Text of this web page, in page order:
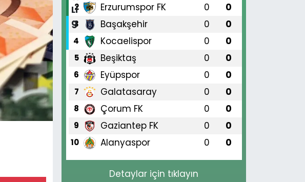
2 Erzurumspor FK 0 0
3 Başakşehir 0 0
4 Kocaelispor 0 0
5 Beşiktaş 0 0
6 Eyüpspor 0 0
7 Galatasaray 0 0
8 Çorum FK 0 0
9 Gaziantep FK 0 0
10 Alanyaspor 0 0
Detaylar için tıklayın